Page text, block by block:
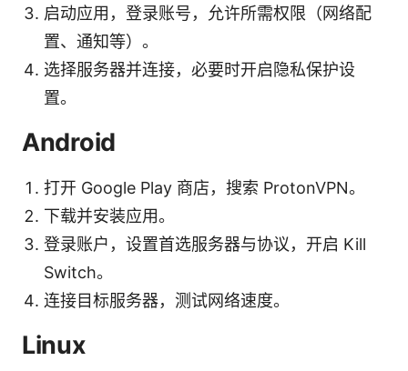
启动应用，登录账号，允许所需权限（网络配
置、通知等）。
选择服务器并连接，必要时开启隐私保护设
置。
Android
打开 Google Play 商店，搜索 ProtonVPN。
下载并安装应用。
登录账户，设置首选服务器与协议，开启 Kill
Switch。
连接目标服务器，测试网络速度。
Linux